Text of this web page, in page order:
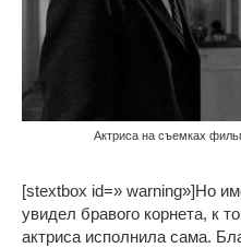
Актриса на съемках
[stextbox id=» warning»]Но
увидел бравого корнета, к
актриса исполнила сама.